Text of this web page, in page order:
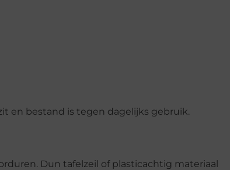
en bestand is tegen dagelijks gebruik.
Dun tafelzeil of plasticachtig materiaal